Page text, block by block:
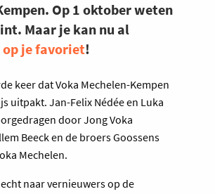
Op 1 oktober weten
Maar je kan nu al
je favoriet!
keer dat Voka Mechelen-Kempen
uitpakt. Jan-Felix Nédée en Luka
door Jong Voka
Beeck en de broers Goossens
Mechelen.
naar vernieuwers op de